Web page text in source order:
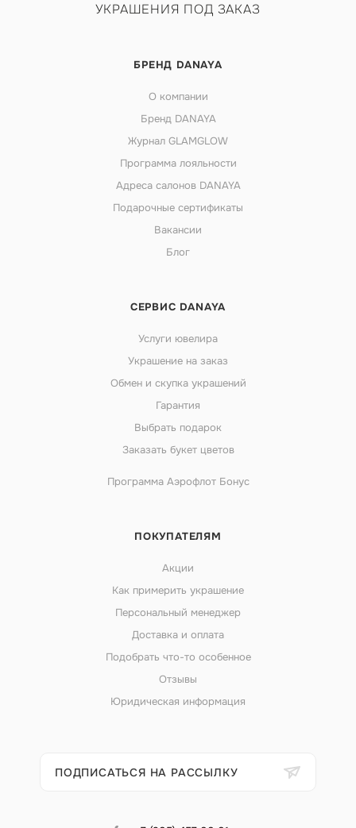
УКРАШЕНИЯ ПОД ЗАКАЗ
БРЕНД DANAYA
О компании
Бренд DANAYA
Журнал GLAMGLOW
Программа лояльности
Адреса салонов DANAYA
Подарочные сертификаты
Вакансии
Блог
СЕРВИС DANAYA
Услуги ювелира
Украшение на заказ
Обмен и скупка украшений
Гарантия
Выбрать подарок
Заказать букет цветов
Программа Аэрофлот Бонус
ПОКУПАТЕЛЯМ
Акции
Как примерить украшение
Персональный менеджер
Доставка и оплата
Подобрать что-то особенное
Отзывы
Юридическая информация
ПОДПИСАТЬСЯ НА РАССЫЛКУ